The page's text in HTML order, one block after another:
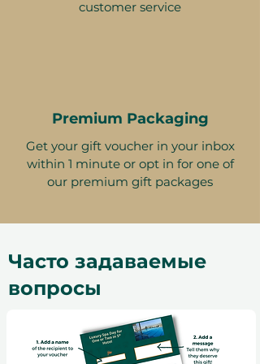
customer service
Premium Packaging
Get your gift voucher in your inbox
within 1 minute or opt in for one of
our premium gift packages
Часто задаваемые
вопросы